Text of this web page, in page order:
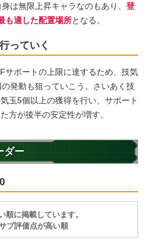
は無限上昇キャラなのもあり、 登
も適した配置場所となる。
っていく
サポートの上限に達するため、技気
発動も狙っていこう。さいあく技
玉5個以上の獲得を行い、サポート
方が後半の安定性が増す。
ダー
順に掲載しています。
ブ評価点が高い順